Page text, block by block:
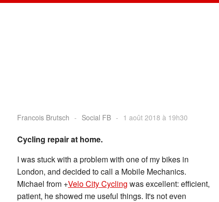
Francois Brutsch - Social FB - 1 août 2018 à 19h30
Cycling repair at home.
I was stuck with a problem with one of my bikes in
London, and decided to call a Mobile Mechanics.
Michael from +Velo City Cycling was excellent: efficient,
patient, he showed me useful things. It's not even